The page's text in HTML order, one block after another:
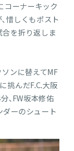
コーナーキック
惜しくもポスト
を折り返しま
ソンに替えてMF
挑んだF.C.大阪
、FW坂本修佑
ーのシュート